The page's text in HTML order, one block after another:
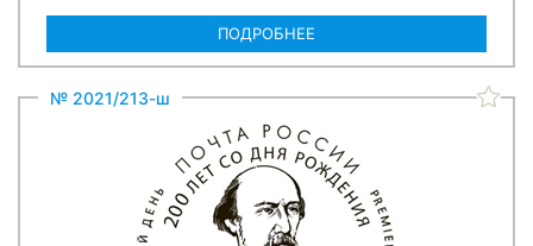
ПОДРОБНЕЕ
№ 2021/213-ш